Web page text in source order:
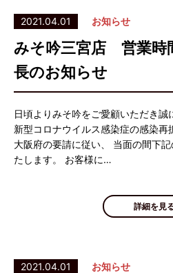
2021.04.01 お知らせ
みそ吟三宮店 営業時
長のお知らせ
日頃よりみそ吟をご愛顧いただき誠
新型コロナウイルス感染症の感染再
大阪府の要請に従い、 当面の間下
たします。 お客様に…
詳細を見
2021.04.01 お知らせ